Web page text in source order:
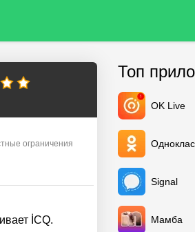
ограничения
İCQ.
Топ
OK Live
Signal
Мамба